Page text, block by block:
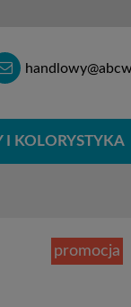
I KOLORYSTYKA
promocja